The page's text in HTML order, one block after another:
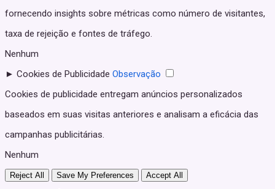
fornecendo insights sobre métricas como número de visitantes,
taxa de rejeição e fontes de tráfego.
Nenhum
► Cookies de Publicidade Observação
Cookies de publicidade entregam anúncios personalizados
baseados em suas visitas anteriores e analisam a eficácia das
campanhas publicitárias.
Nenhum
Reject All Save My Preferences Accept All